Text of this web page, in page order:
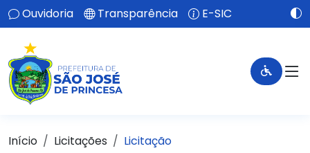
Ouvidoria Transparência E-SIC
Início Licitações Licitação